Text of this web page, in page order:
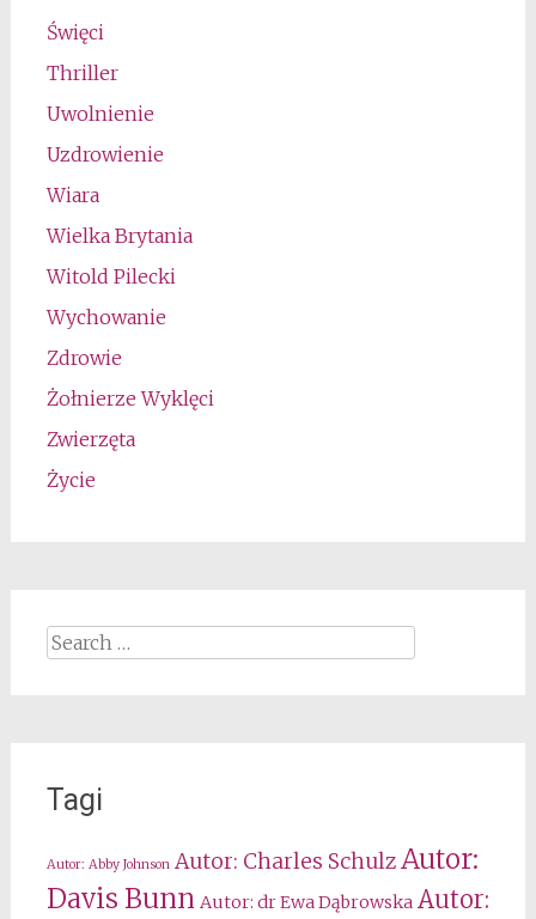
Święci
Thriller
Uwolnienie
Uzdrowienie
Wiara
Wielka Brytania
Witold Pilecki
Wychowanie
Zdrowie
Żołnierze Wyklęci
Zwierzęta
Życie
Search
for:
Tagi
Autor: Abby Johnson Autor: Charles SchulzAutor:
Davis Bunn Autor: dr Ewa Dąbrowska Autor: